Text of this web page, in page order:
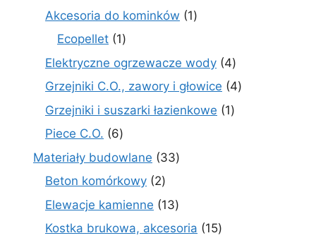
produktów
Akcesoria do kominków 11
Ecopellet 11
Elektryczne ogrzewacze wody 44
produkty
Grzejniki C.O., zawory i głowice 44
Grzejniki i suszarki łazienkowe 11
Piece C.O. 66
produktów
Materiały budowlane 3333
Beton komórkowy 22
produkty
Elewacje kamienne 1313
produktów
Kostka brukowa, akcesoria 1515